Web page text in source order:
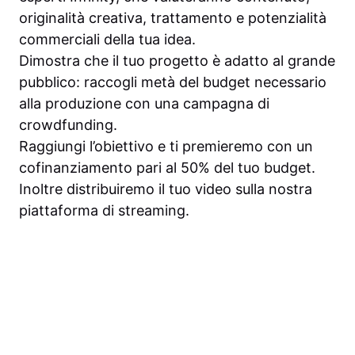
originalità creativa, trattamento e potenzialità
commerciali della tua idea.
Dimostra che il tuo progetto è adatto al grande
pubblico: raccogli metà del budget necessario
alla produzione con una campagna di
crowdfunding.
Raggiungi l’obiettivo e ti premieremo con un
cofinanziamento pari al 50% del tuo budget.
Inoltre distribuiremo il tuo video sulla nostra
piattaforma di streaming.